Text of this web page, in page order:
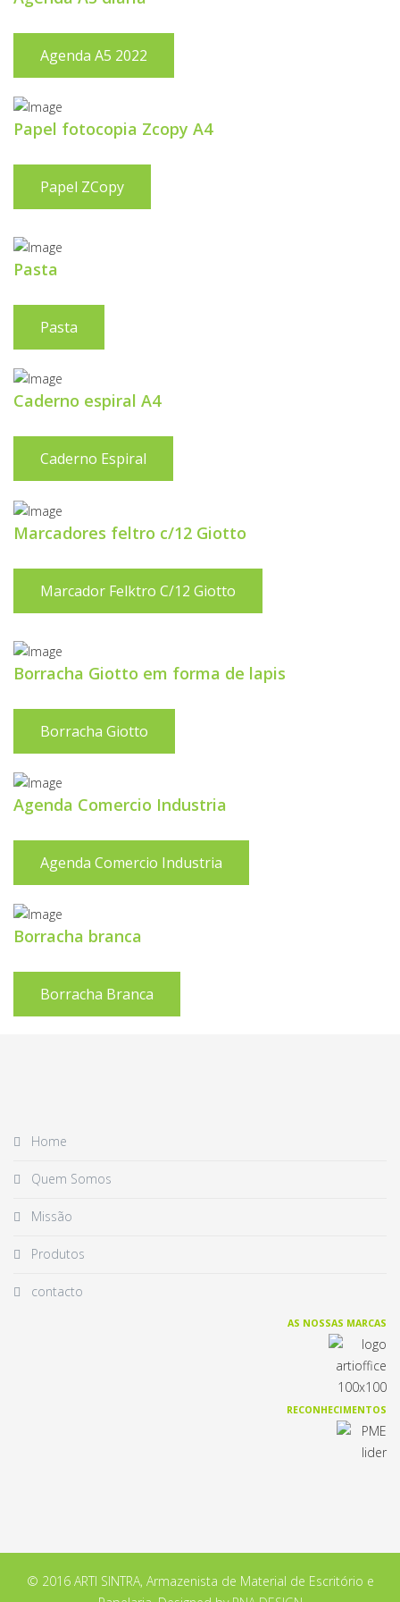
Agenda A5 2022
Papel fotocopia Zcopy A4
Papel ZCopy
Pasta
Pasta
Caderno espiral A4
Caderno Espiral
Marcadores feltro c/12 Giotto
Marcador Felktro C/12 Giotto
Borracha Giotto em forma de lapis
Borracha Giotto
Agenda Comercio Industria
Agenda Comercio Industria
Borracha branca
Borracha Branca
Home
Quem Somos
Missão
Produtos
contacto
AS NOSSAS MARCAS
RECONHECIMENTOS
© 2016 ARTI SINTRA, Armazenista de Material de Escritório e